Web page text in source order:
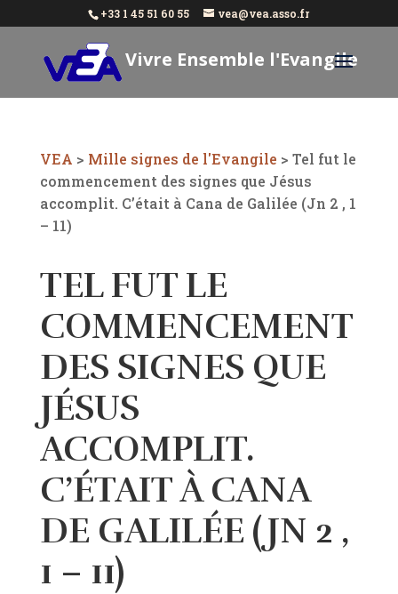
+33 1 45 51 60 55 vea@vea.asso.fr
Vivre Ensemble l'Evangile
VEA > Mille signes de l'Evangile > Tel fut le
commencement des signes que Jésus
accomplit. C’était à Cana de Galilée (Jn 2 , 1
– 11)
TEL FUT LE
COMMENCEMENT
DES SIGNES QUE
JÉSUS
ACCOMPLIT.
C’ÉTAIT À CANA
DE GALILÉE (JN 2 ,
1 – 11)